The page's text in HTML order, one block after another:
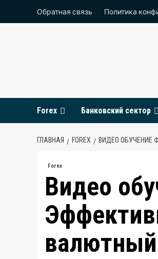
Обратная связь Политика
Forex Банковский сектор
ГЛАВНАЯ FOREX ВИДЕО ОБУЧЕНИЕ
Forex
Видео